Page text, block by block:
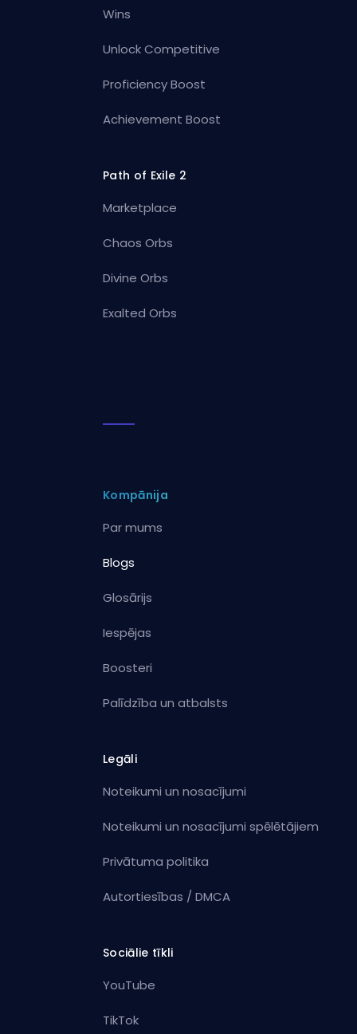
Wins
Unlock Competitive
Proficiency Boost
Achievement Boost
Path of Exile 2
Marketplace
Chaos Orbs
Divine Orbs
Exalted Orbs
Kompānija
Par mums
Blogs
Glosārijs
Iespējas
Boosteri
Palīdzība un atbalsts
Legāli
Noteikumi un nosacījumi
Noteikumi un nosacījumi spēlētājiem
Privātuma politika
Autortiesības / DMCA
Sociālie tīkli
YouTube
TikTok